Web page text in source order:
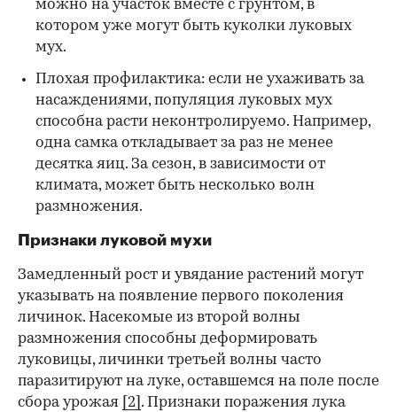
можно на участок вместе с грунтом, в
котором уже могут быть куколки луковых
мух.
Плохая профилактика: если не ухаживать за
насаждениями, популяция луковых мух
способна расти неконтролируемо. Например,
одна самка откладывает за раз не менее
десятка яиц. За сезон, в зависимости от
климата, может быть несколько волн
размножения.
Признаки луковой мухи
Замедленный рост и увядание растений могут
указывать на появление первого поколения
личинок. Насекомые из второй волны
размножения способны деформировать
луковицы, личинки третьей волны часто
паразитируют на луке, оставшемся на поле после
сбора урожая [2] . Признаки поражения лука